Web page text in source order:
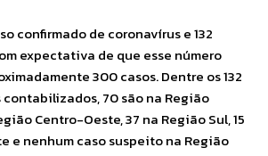
confirmado de coronavírus e 132
expectativa de que esse número
300 casos. Dentre os 132
70 são na Região
Centro-Oeste, 37 na Região Sul, 15
e nenhum caso suspeito na Região